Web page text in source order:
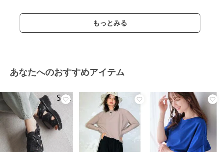
もっとみる
あなたへのおすすめアイテム